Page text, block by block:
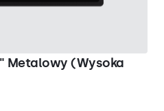
Metalowy (Wysoka